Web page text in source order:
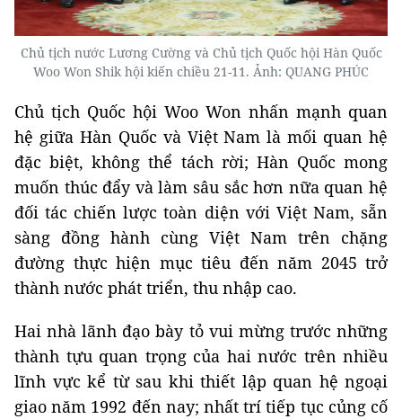
Chủ tịch nước Lương Cường và Chủ tịch Quốc hội Hàn Quốc
Woo Won Shik hội kiến chiều 21-11. Ảnh: QUANG PHÚC
Chủ tịch Quốc hội Woo Won nhấn mạnh quan
hệ giữa Hàn Quốc và Việt Nam là mối quan hệ
đặc biệt, không thể tách rời; Hàn Quốc mong
muốn thúc đẩy và làm sâu sắc hơn nữa quan hệ
đối tác chiến lược toàn diện với Việt Nam, sẵn
sàng đồng hành cùng Việt Nam trên chặng
đường thực hiện mục tiêu đến năm 2045 trở
thành nước phát triển, thu nhập cao.
Hai nhà lãnh đạo bày tỏ vui mừng trước những
thành tựu quan trọng của hai nước trên nhiều
lĩnh vực kể từ sau khi thiết lập quan hệ ngoại
giao năm 1992 đến nay; nhất trí tiếp tục củng cố